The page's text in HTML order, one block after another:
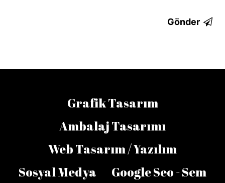
Gönder
Grafik Tasarım
Ambalaj Tasarımı
Web Tasarım / Yazılım
Sosyal Medya
Google Seo - Sem